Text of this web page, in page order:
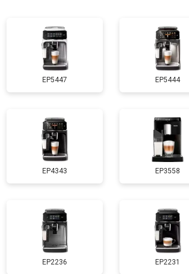
EP5447 EP5444
EP4343 EP3558
EP2236 EP2231